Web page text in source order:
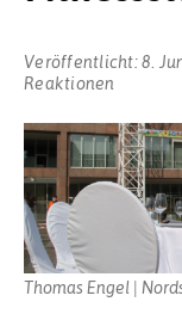
Veröffentlicht:8.
Reaktionen
Thomas Engel |